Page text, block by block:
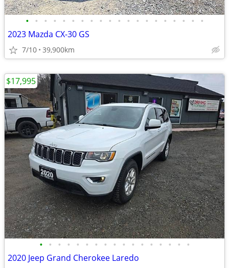
• • • • • • • • • • • • • • • • • • • •
2023 Mazda CX-30 GS
7/10 39,900km
• • • • • • • • • • • • • • • • •
2020 Jeep Grand Cherokee Laredo
$17,995